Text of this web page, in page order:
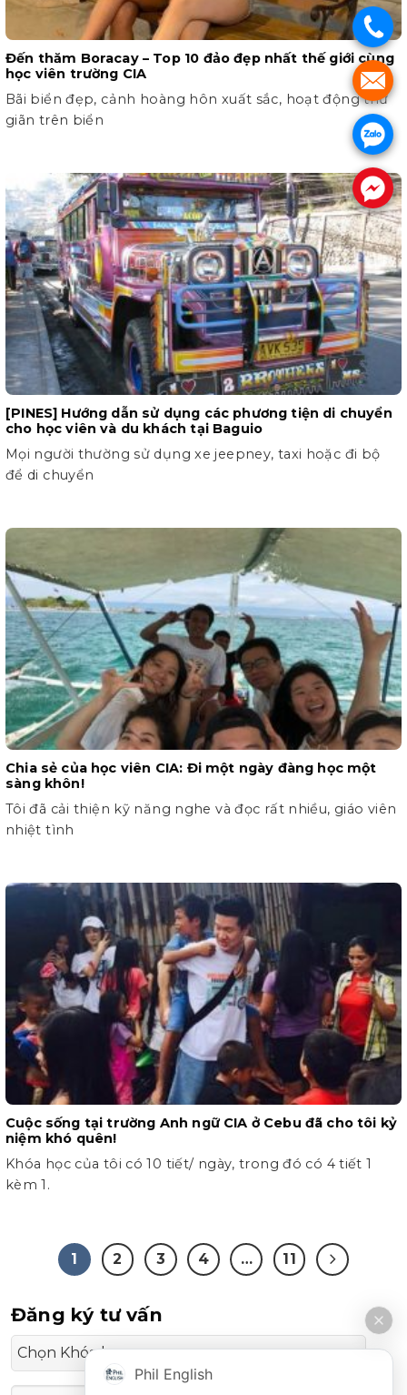
Đến thăm Boracay – Top 10 đảo đẹp nhất thế giới cùng
học viên trường CIA
Bãi biển đẹp, cảnh hoàng hôn xuất sắc, hoạt động thư
giãn trên biển
[PINES] Hướng dẫn sử dụng các phương tiện di chuyển
cho học viên và du khách tại Baguio
Mọi người thường sử dụng xe jeepney, taxi hoặc đi bộ
để di chuyển
Chia sẻ của học viên CIA: Đi một ngày đàng học một
sàng khôn!
Tôi đã cải thiện kỹ năng nghe và đọc rất nhiều, giáo viên
nhiệt tình
Cuộc sống tại trường Anh ngữ CIA ở Cebu đã cho tôi kỷ
niệm khó quên!
Khóa học của tôi có 10 tiết/ ngày, trong đó có 4 tiết 1
kèm 1.
1 2 3 4 … 11
Đăng ký tư vấn
.
.
.
.
Phil English